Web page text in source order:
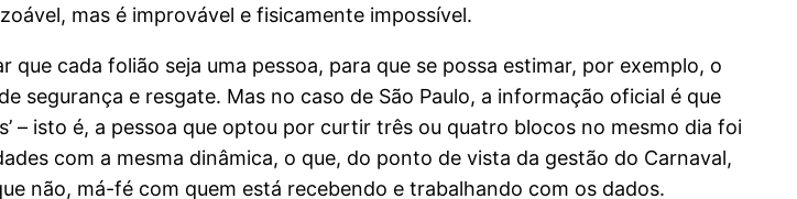
mas é improvável e fisicamente impossível.
cada folião seja uma pessoa, para que se possa estimar, por exemplo, o
segurança e resgate. Mas no caso de São Paulo, a informação oficial é que
– isto é, a pessoa que optou por curtir três ou quatro blocos no mesmo dia foi
com a mesma dinâmica, o que, do ponto de vista da gestão do Carnaval,
não, má-fé com quem está recebendo e trabalhando com os dados.